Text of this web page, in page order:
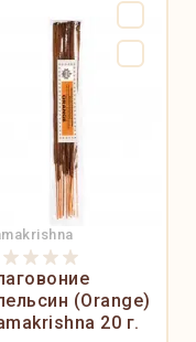
(Orange)
20 г.